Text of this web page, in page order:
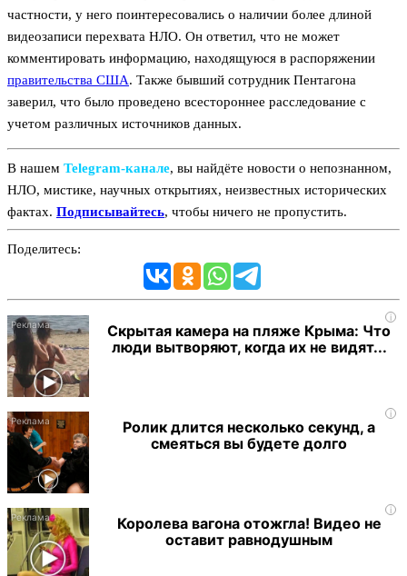
частности, у него поинтересовались о наличии более длиной
видеозаписи перехвата НЛО. Он ответил, что не может
комментировать информацию, находящуюся в распоряжении
правительства США. Также бывший сотрудник Пентагона
заверил, что было проведено всестороннее расследование с
учетом различных источников данных.
В нашем Telegram‑канале, вы найдёте новости о непознанном,
НЛО, мистике, научных открытиях, неизвестных исторических
фактах. Подписывайтесь, чтобы ничего не пропустить.
Поделитесь:
i
Скрытая камера на пляже Крыма: Что
люди вытворяют, когда их не видят...
i
Ролик длится несколько секунд, а
смеяться вы будете долго
i
Королева вагона отожгла! Видео не
оставит равнодушным